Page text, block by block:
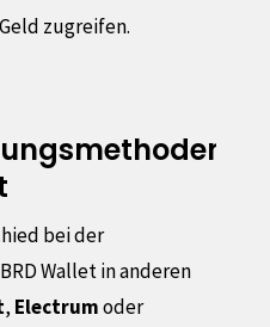
zugreifen.
bei der
Wallet in anderen
, Electrumoder